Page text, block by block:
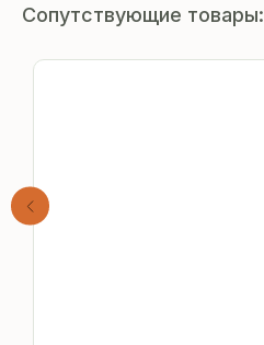
Сопутствующие товары: